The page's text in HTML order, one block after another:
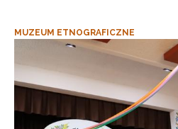
MUZEUM ETNOGRAFICZNE